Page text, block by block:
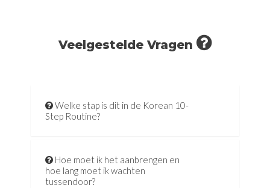
Veelgestelde Vragen
Welke stap is dit in de Korean 10-
Step Routine?
Hoe moet ik het aanbrengen en
hoe lang moet ik wachten
tussendoor?